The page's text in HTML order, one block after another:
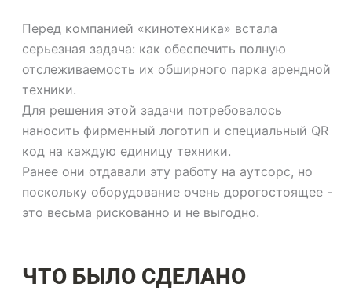
Перед компанией «кинотехника» встала
серьезная задача: как обеспечить полную
отслеживаемость их обширного парка арендной
техники.
Для решения этой задачи потребовалось
наносить фирменный логотип и специальный QR
код на каждую единицу техники.
Ранее они отдавали эту работу на аутсорс, но
поскольку оборудование очень дорогостоящее -
это весьма рискованно и не выгодно.
ЧТО БЫЛО СДЕЛАНО